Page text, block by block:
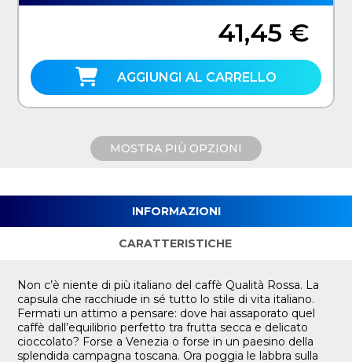
41,45 €
AGGIUNGI AL CARRELLO
MOSTRA PIÙ OPZIONI
INFORMAZIONI
CARATTERISTICHE
Non c’è niente di più italiano del caffè Qualità Rossa. La
capsula che racchiude in sé tutto lo stile di vita italiano.
Fermati un attimo a pensare: dove hai assaporato quel
caffè dall’equilibrio perfetto tra frutta secca e delicato
cioccolato? Forse a Venezia o forse in un paesino della
splendida campagna toscana. Ora poggia le labbra sulla